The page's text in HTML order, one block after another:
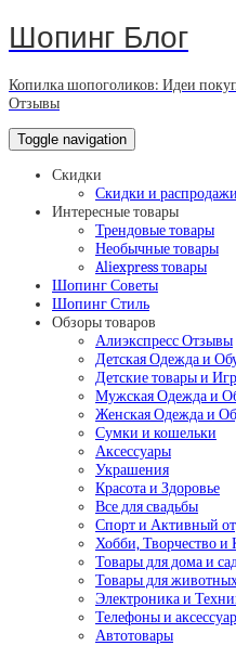
Шопинг Блог
Копилка шопоголиков: Идеи
Отзывы
Toggle navigation
Скидки
Скидки и распродажи
Интересные товары
Трендовые товары
Необычные товары
Aliexpress товары
Шопинг Советы
Шопинг Стиль
Обзоры товаров
Алиэкспресс Отзывы
Детская Одежда и
Детские товары и
Мужская Одежда и
Женская Одежда и
Сумки и кошельки
Аксессуары
Украшения
Красота и Здоровье
Все для свадьбы
Спорт и Активный
Хобби, Творчество и
Товары для дома и
Товары для
Электроника и
Телефоны и
Автотовары